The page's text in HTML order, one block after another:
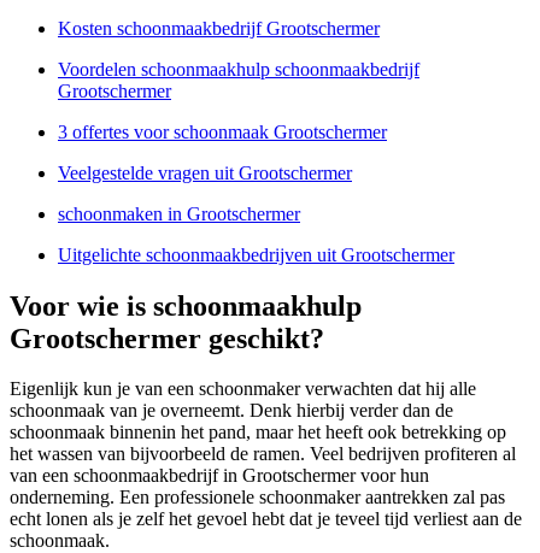
Kosten schoonmaakbedrijf Grootschermer
Voordelen schoonmaakhulp schoonmaakbedrijf
Grootschermer
3 offertes voor schoonmaak Grootschermer
Veelgestelde vragen uit Grootschermer
schoonmaken in Grootschermer
Uitgelichte schoonmaakbedrijven uit Grootschermer
Voor wie is schoonmaakhulp
Grootschermer geschikt?
Eigenlijk kun je van een schoonmaker verwachten dat hij alle
schoonmaak van je overneemt. Denk hierbij verder dan de
schoonmaak binnenin het pand, maar het heeft ook betrekking op
het wassen van bijvoorbeeld de ramen. Veel bedrijven profiteren al
van een schoonmaakbedrijf in Grootschermer voor hun
onderneming. Een professionele schoonmaker aantrekken zal pas
echt lonen als je zelf het gevoel hebt dat je teveel tijd verliest aan de
schoonmaak.